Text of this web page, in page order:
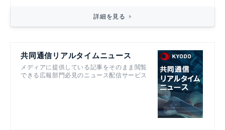
詳細を見る
共同通信リアルタイムニュース
メディアに提供している記事をそのまま閲覧
できる広報部門必見のニュース配信サービス